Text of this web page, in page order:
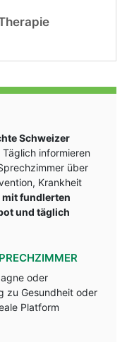
Schweizer
Täglich informieren
über
Krankheit
fundlerten
und täglich
oder
zu Gesundheit oder
Platform